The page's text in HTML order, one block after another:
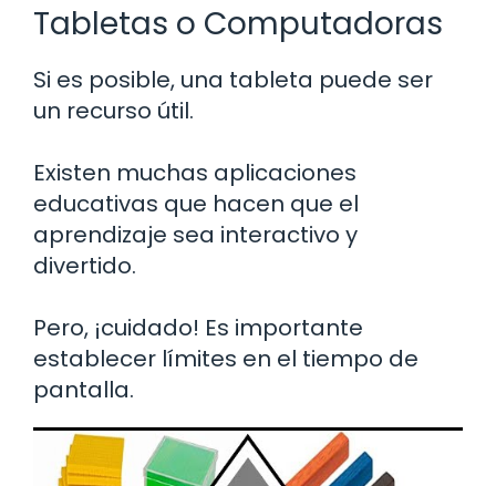
Tabletas o Computadoras
Si es posible, una tableta puede ser
un recurso útil.
Existen muchas aplicaciones
educativas que hacen que el
aprendizaje sea interactivo y
divertido.
Pero, ¡cuidado! Es importante
establecer límites en el tiempo de
pantalla.